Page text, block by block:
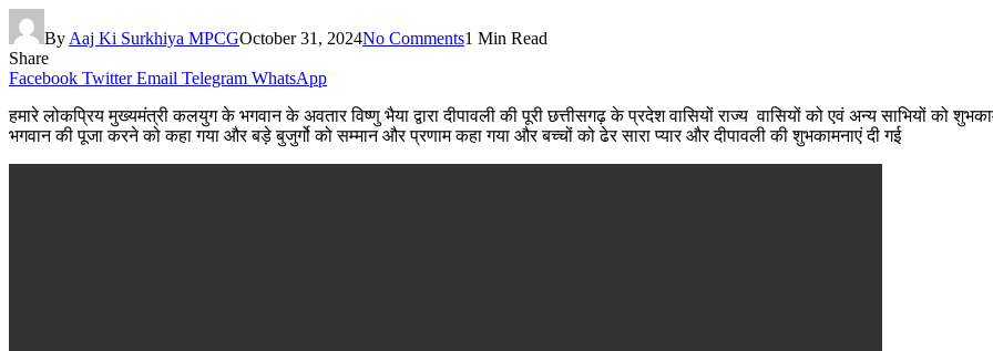
By Aaj Ki Surkhiya MPCGOctober 31, 2024No Comments1 Min Read
Share
Facebook Twitter Email Telegram WhatsApp
हमारे लोकप्रिय मुख्यमंत्री कलयुग के भगवान के अवतार विष्णु भैया द्वारा दीपावली की पूरी छत्तीसगढ़ के प्रदेश वासियों राज्य वासियों को एवं अन्य साभियों को
भगवान की पूजा करने को कहा गया और बड़े बुजुर्गो को सम्मान और प्रणाम कहा गया और बच्चों को ढेर सारा प्यार और दीपावली की शुभकामनाएं दी गई